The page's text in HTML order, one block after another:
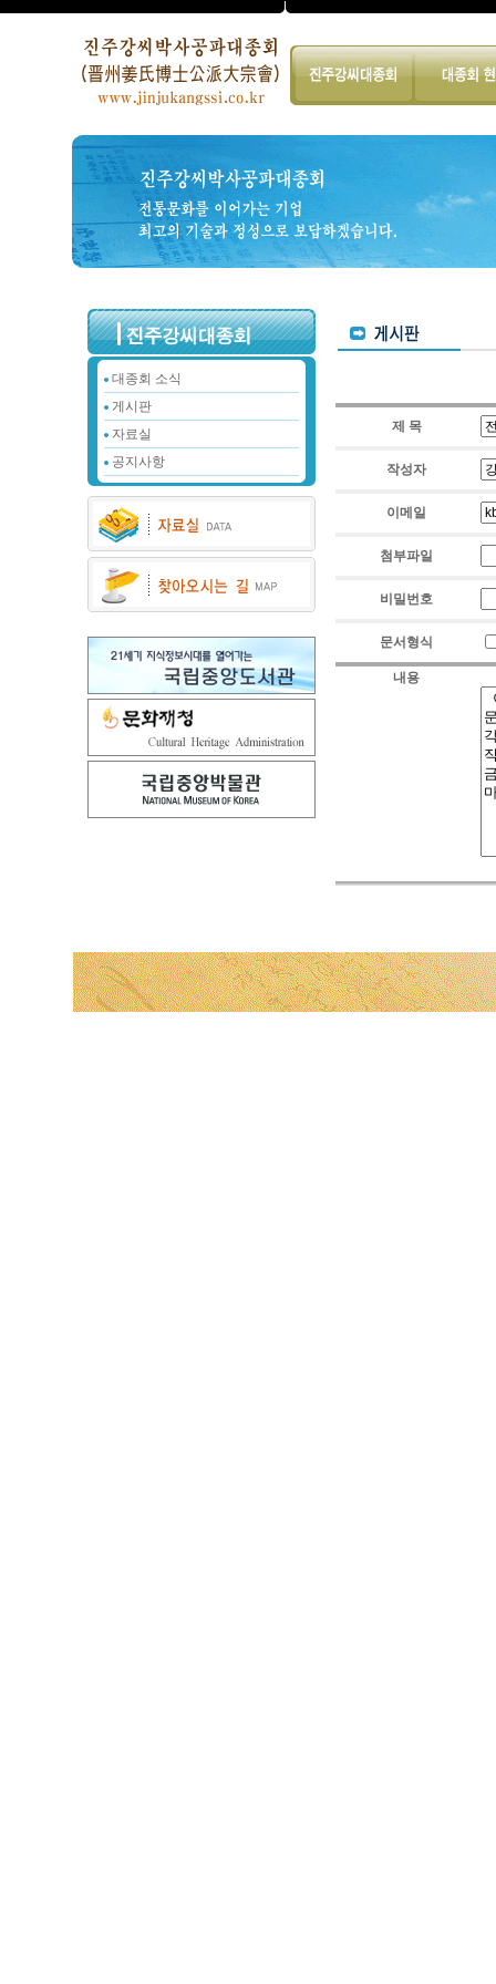
대종회 소식
게시판
자료실
공지사항
제 목
작성자
이메일
첨부파일
비밀번호
문서형식
내용